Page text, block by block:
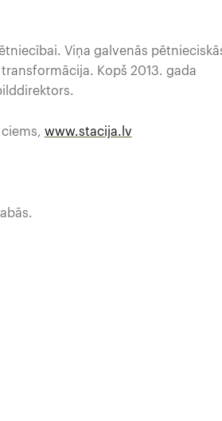
Viņa galvenās
Kopš 2013. gada
www.stacija.lv